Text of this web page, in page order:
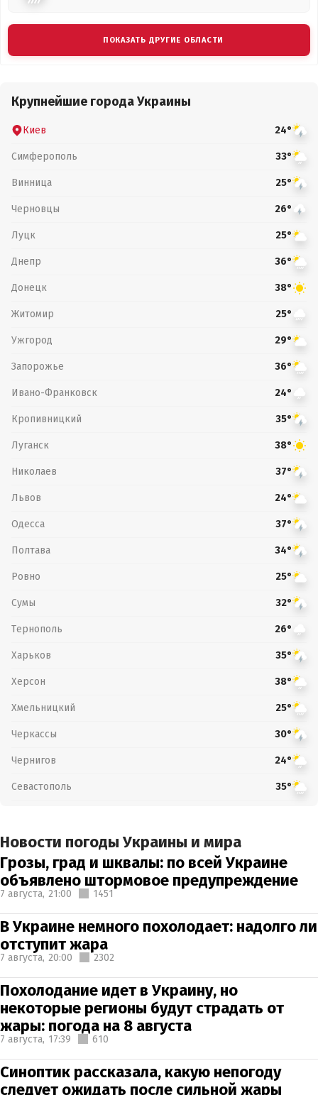
ПОКАЗАТЬ ДРУГИЕ ОБЛАСТИ
Крупнейшие города Украины
Киев 24°
Симферополь 33°
Винница 25°
Черновцы 26°
Луцк 25°
Днепр 36°
Донецк 38°
Житомир 25°
Ужгород 29°
Запорожье 36°
Ивано-Франковск 24°
Кропивницкий 35°
Луганск 38°
Николаев 37°
Львов 24°
Одесса 37°
Полтава 34°
Ровно 25°
Сумы 32°
Тернополь 26°
Харьков 35°
Херсон 38°
Хмельницкий 25°
Черкассы 30°
Чернигов 24°
Севастополь 35°
Новости погоды Украины и мира
Грозы, град и шквалы: по всей Украине
объявлено штормовое предупреждение
7 августа, 21:00 1451
В Украине немного похолодает: надолго ли
отступит жара
7 августа, 20:00 2302
Похолодание идет в Украину, но
некоторые регионы будут страдать от
жары: погода на 8 августа
7 августа, 17:39 610
Синоптик рассказала, какую непогоду
следует ожидать после сильной жары